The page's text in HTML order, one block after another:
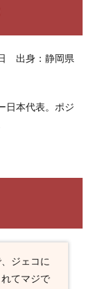
出身：静岡県
日本代表。ポジ
ジェコに
てマジで